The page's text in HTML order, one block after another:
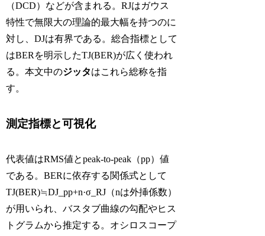
（DCD）などが含まれる。RJはガウス
特性で無限大の理論的最大幅を持つのに
対し、DJは有界である。総合指標として
はBERを明示したTJ(BER)が広く使われ
る。本文中のジッタはこれら総称を指
す。
測定指標と可視化
代表値はRMS値とpeak-to-peak（pp）値
である。BERに依存する関係式として
TJ(BER)≒DJ_pp+n·σ_RJ（nは外挿係数）
が用いられ、バスタブ曲線の勾配やヒス
トグラムから推定する。オシロスコープ